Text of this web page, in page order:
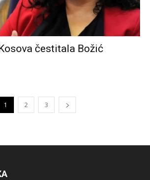
čestitala Božić
1 2 3